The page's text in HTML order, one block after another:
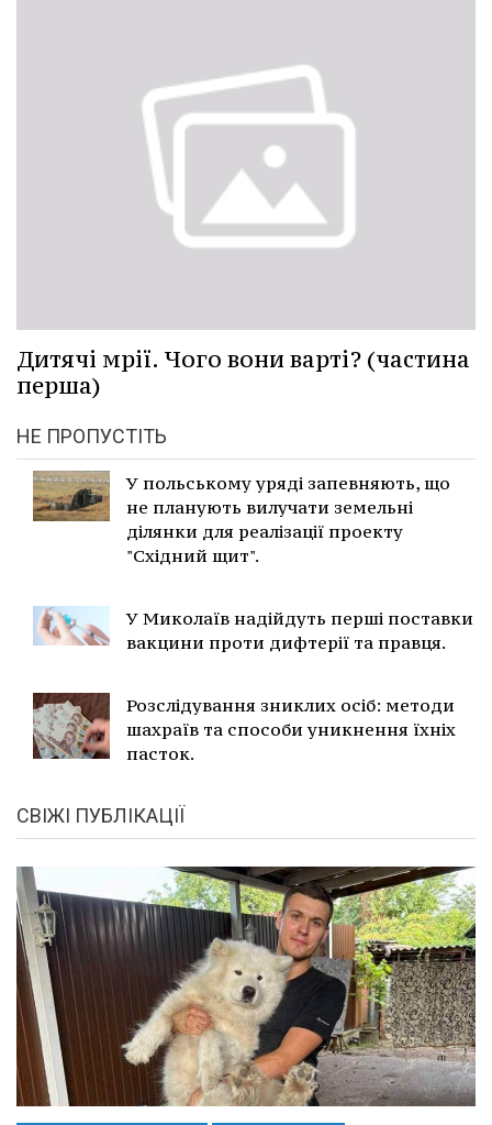
Дитячі мрії. Чого вони варті? (частина
перша)
НЕ ПРОПУСТІТЬ
У польському уряді запевняють, що
не планують вилучати земельні
ділянки для реалізації проекту
"Східний щит".
У Миколаїв надійдуть перші поставки
вакцини проти дифтерії та правця.
Розслідування зниклих осіб: методи
шахраїв та способи уникнення їхніх
пасток.
СВІЖІ ПУБЛІКАЦІЇ